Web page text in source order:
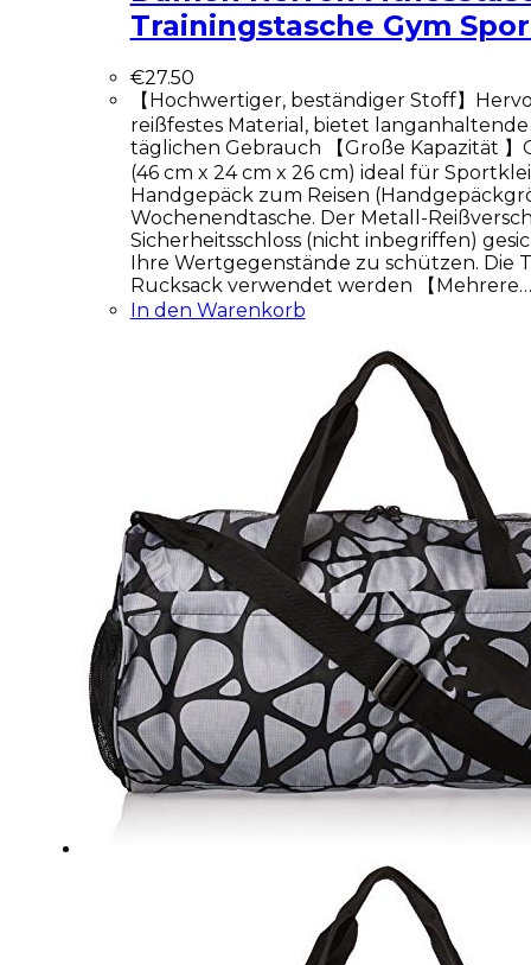
Trainingstasche Gym
€27.50
【Hochwertiger, beständiger Stoff】
reißfestes Material, bietet
täglichen Gebrauch 【Große Kapazität 】
(46 cm x 24 cm x 26 cm) ideal für
Handgepäck zum Reisen
Wochenendtasche. Der Metall-
Sicherheitsschloss (nicht inbegriffen)
Ihre Wertgegenstände zu schützen. Die
Rucksack verwendet werden 【Mehrere…
In den Warenkorb